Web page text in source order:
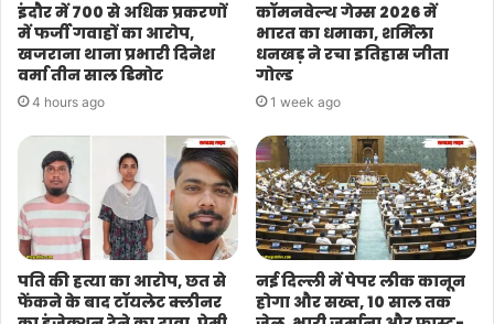
इंदौर में 700 से अधिक प्रकरणों
में फर्जी गवाहों का आरोप,
खजराना थाना प्रभारी दिनेश
वर्मा तीन साल डिमोट
4 hours ago
कॉमनवेल्थ गेम्स 2026 में
भारत का धमाका, शर्मिला
धनखड़ ने रचा इतिहास जीता
गोल्ड
1 week ago
पति की हत्या का आरोप, छत से
फेंकने के बाद टॉयलेट क्लीनर
नई दिल्ली में पेपर लीक कानून
होगा और सख्त, 10 साल तक